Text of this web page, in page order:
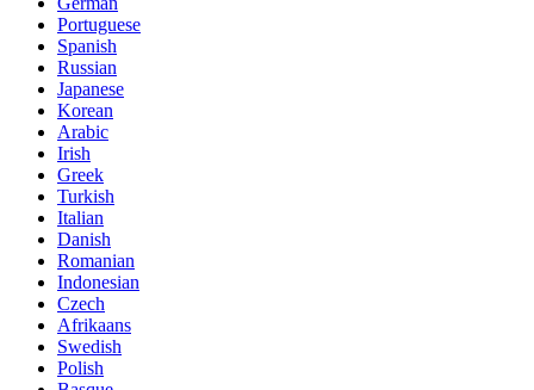
Portuguese
Spanish
Russian
Japanese
Korean
Arabic
Irish
Greek
Turkish
Italian
Danish
Romanian
Indonesian
Czech
Afrikaans
Swedish
Polish